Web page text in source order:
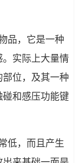
品，它是一种
。实际上大量情
位，及其一种
和感压功能键
低，而且产生